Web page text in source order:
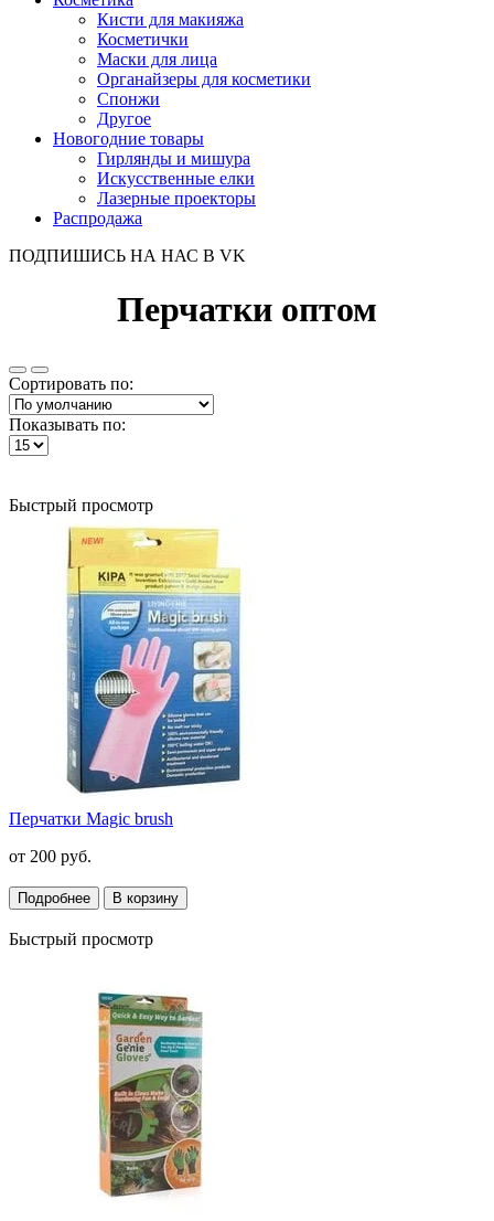
Кисти для макияжа
Косметички
Маски для лица
Органайзеры для косметики
Спонжи
Другое
Новогодние товары
Гирлянды и мишура
Искусственные елки
Лазерные проекторы
Распродажа
ПОДПИШИСЬ НА НАС В VK
Перчатки оптом
Сортировать по:
Показывать по:
Быстрый просмотр
Перчатки Magic brush
от 200 руб.
Подробнее В корзину
Быстрый просмотр